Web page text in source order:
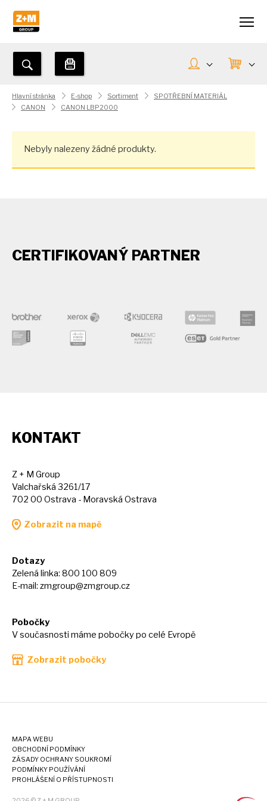
Hlavní stránka E-shop Sortiment
SPOTŘEBNÍ MATERIÁL
CANON
CANON LBP2000
Nebyly nalezeny žádné produkty.
CERTIFIKOVANÝ PARTNER
KONTAKT
Z + M Group
Valchařská 3261/17
702 00 Ostrava - Moravská Ostrava
Zobrazit na mapě
Dotazy
Zelená linka: 800 100 809
E-mail: zmgroup@zmgroup.cz
Pobočky
V současnosti máme pobočky po celé Evropě
Zobrazit pobočky
MAPA WEBU
OBCHODNÍ PODMÍNKY
ZÁSADY OCHRANY SOUKROMÍ
PODMÍNKY POUŽÍVÁNÍ
PROHLÁŠENÍ O PŘÍSTUPNOSTI